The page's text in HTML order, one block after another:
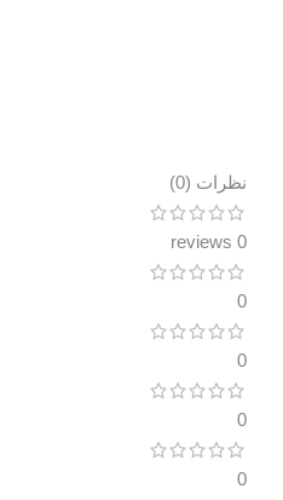
نظرات (0)
0 reviews
0
0
0
0